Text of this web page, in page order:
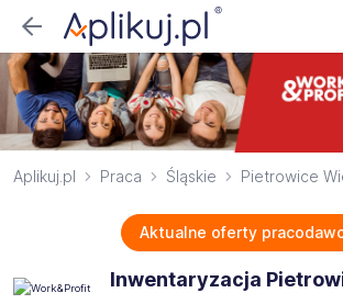
Aplikuj.pl Praca Śląskie Pietrowice
Aktualne oferty
Inwentaryzacja